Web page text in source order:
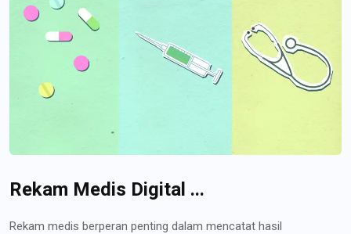
Rekam Medis Digital ...
Rekam medis berperan penting dalam mencatat hasil